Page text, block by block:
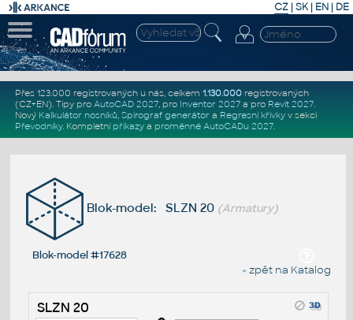
CZ | SK| EN | DE
Přes 123.000 registrovaných u nás, celkem 1.130.000registrovaných
(CZ+EN). Tipy pro AutoCAD 2027, pro Inventor 2027a pro Revit 2027.
Nový Kalkulátor nosníků, Spirograf generátor a Regresní křivkyv sekci
Převodníky. Kompletní příkazya proměnné AutoCADu 2027.
Blok-model: SLZN 20 (Armatury)
Blok-model #17628
« zpět na Katalog
SLZN 20